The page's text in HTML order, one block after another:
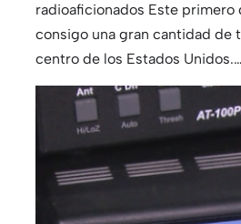
radioaficionados Este primero
consigo una gran cantidad de
centro de los Estados Unidos.…